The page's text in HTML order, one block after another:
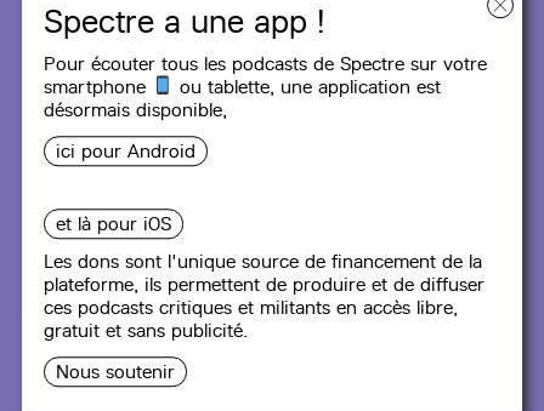
Spectre a une app !
Pour écouter tous les podcasts de Spectre sur votre
smartphone
ou tablette, uneapplication est
désormais disponible,
ici pour Android
et là pour iOS
Les dons sont l'unique source de financement de la
plateforme, ils permettent de produire et de diffuser
ces podcasts critiques et militants en accès libre,
gratuit et sans publicité.
Nous soutenir
LA LUTTE C’EST CLASSE
#8Caisses de grève - mode
d’emploi